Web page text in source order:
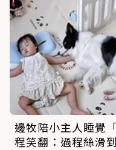
邊牧陪小主人睡覺
程笑翻：過程絲滑